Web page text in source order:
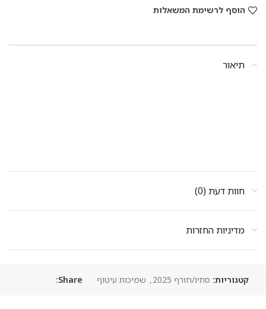
הוסף לרשימת המשאלות
תיאור
חוות דעת (0)
מדיניות החזרות
קטגוריות: סתיו/חורף 2025 , שמיכות עיטוף Share: